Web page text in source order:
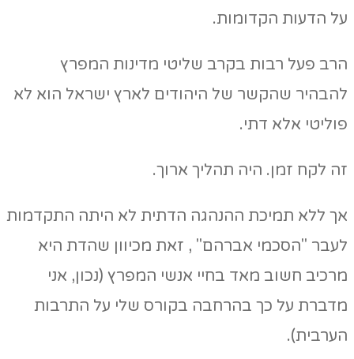
על הדעות הקדומות.
הרב פעל רבות בקרב שליטי מדינות המפרץ
להבהיר שהקשר של היהודים לארץ ישראל הוא לא
פוליטי אלא דתי.
זה לקח זמן. היה תהליך ארוך.
אך ללא תמיכת ההנהגה הדתית לא היתה התקדמות
לעבר "הסכמי אברהם" , זאת מכיוון שהדת היא
מרכיב חשוב מאד בחיי אנשי המפרץ (נכון, אני
מדברת על כך בהרחבה בקורס שלי על התרבות
הערבית).